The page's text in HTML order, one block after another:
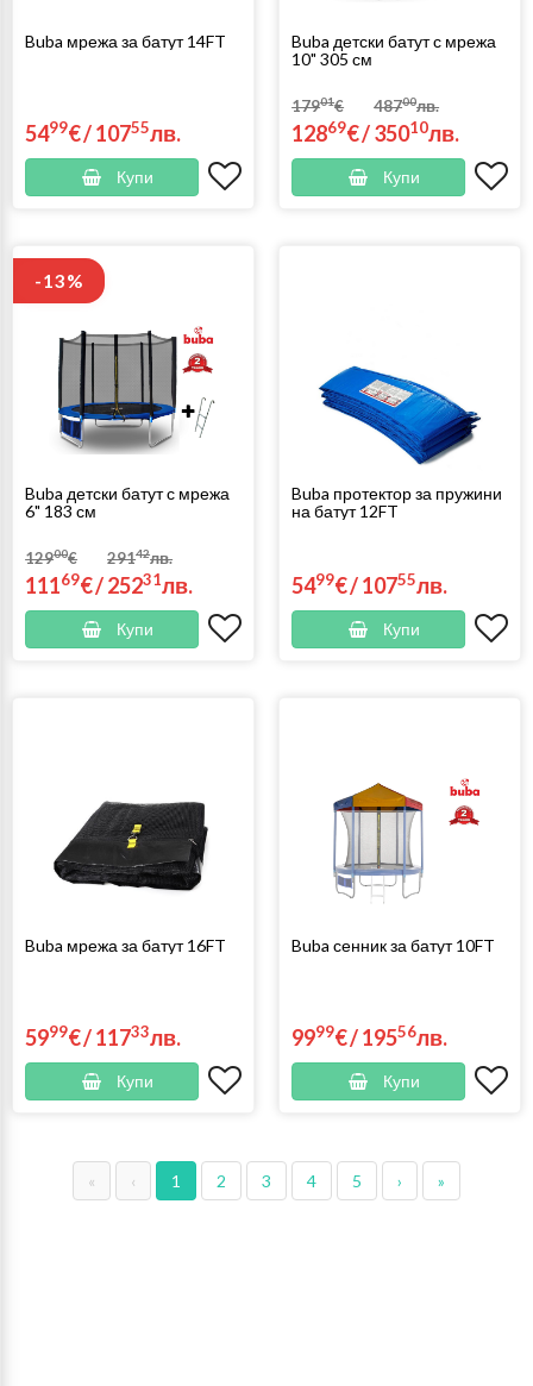
Buba мрежа за батут 14FT
5499€/10755лв.
Купи
Buba детски батут с мрежа
10" 305 см
17901€
12869€/
48700лв.
35010лв.
Купи
-13%
Buba детски батут с мрежа
6" 183 см
12900€
11169€/
29142лв.
25231лв.
Купи
Buba протектор за пружини
на батут 12FT
5499€/10755лв.
Купи
Buba мрежа за батут 16FT
5999€/11733лв.
Купи
Buba сенник за батут 10FT
9999€/19556лв.
Купи
« ‹ 1 2 3 4 5 › »